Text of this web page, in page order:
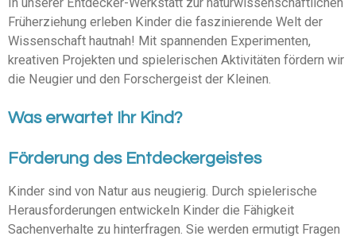
Früherziehung erleben Kinder die faszinierende Welt der
Wissenschaft hautnah! Mit spannenden Experimenten,
kreativen Projekten und spielerischen Aktivitäten fördern wir
die Neugier und den Forschergeist der Kleinen.
Was erwartet Ihr Kind?
Förderung des Entdeckergeistes
Kinder sind von Natur aus neugierig. Durch spielerische
Herausforderungen entwickeln Kinder die Fähigkeit
Sachenverhalte zu hinterfragen. Sie werden ermutigt Fragen